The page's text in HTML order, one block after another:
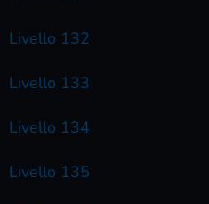
Livello 132
Livello 133
Livello 134
Livello 135